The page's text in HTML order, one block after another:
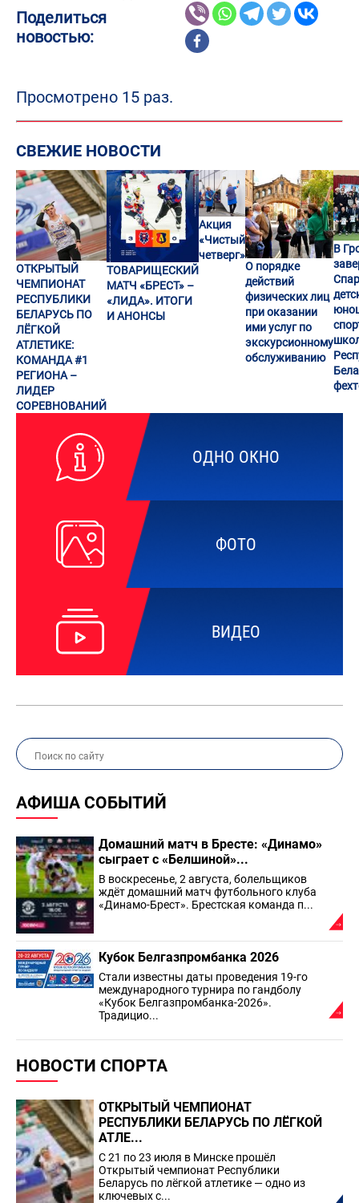
ОДНО ОКНО
ФОТО
ВИДЕО
АФИША СОБЫТИЙ
Домашний матч в Бресте: «Динамо»
сыграет с «Белшиной»...
В воскресенье, 2 августа, болельщиков
ждёт домашний матч футбольного клуба
«Динамо-Брест». Брестская команда п...
Кубок Белгазпромбанка 2026
Стали известны даты проведения 19-го
международного турнира по гандболу
«Кубок Белгазпромбанка-2026».
Традицио...
НОВОСТИ СПОРТА
ОТКРЫТЫЙ ЧЕМПИОНАТ
РЕСПУБЛИКИ БЕЛАРУСЬ ПО ЛЁГКОЙ
АТЛЕ...
С 21 по 23 июля в Минске прошёл
Открытый чемпионат Республики
Беларусь по лёгкой атлетике — одно из
ключевых с...
Поделиться
новостью:
Просмотрено 15 раз.
СВЕЖИЕ НОВОСТИ
ОТКРЫТЫЙ
ЧЕМПИОНАТ
РЕСПУБЛИКИ
БЕЛАРУСЬ ПО
ЛЁГКОЙ
АТЛЕТИКЕ:
КОМАНДА #1
РЕГИОНА –
ЛИДЕР
СОРЕВНОВАНИЙ
ТОВАРИЩЕСКИЙ
МАТЧ «БРЕСТ» –
«ЛИДА». ИТОГИ
И АНОНСЫ
Акция
«Чистый
четверг»
О порядке
действий
физических лиц
при оказании
ими услуг по
экскурсионному
обслуживанию
В